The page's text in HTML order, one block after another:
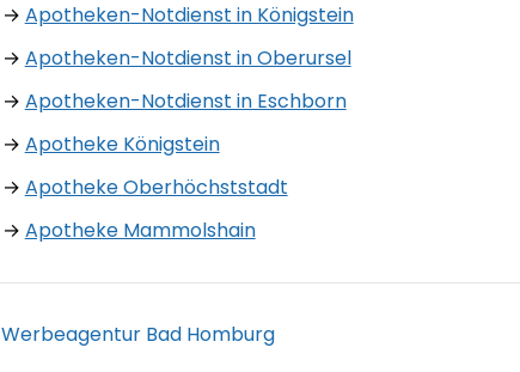
→ Apotheken-Notdienst in Königstein
→ Apotheken-Notdienst in Oberursel
→ Apotheken-Notdienst in Eschborn
→ Apotheke Königstein
→ Apotheke Oberhöchststadt
→ Apotheke Mammolshain
Werbeagentur Bad Homburg